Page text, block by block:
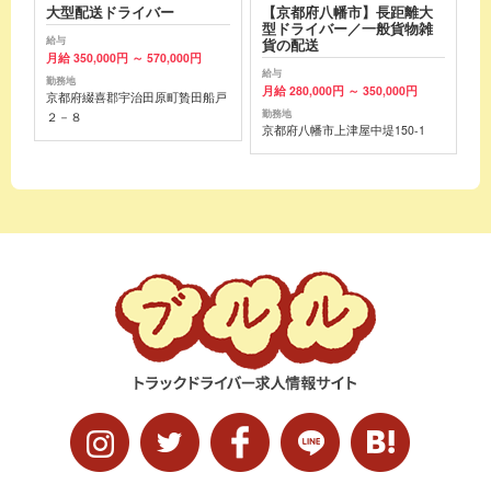
大型配送ドライバー
給与
月給 350,000円 ～ 570,000円
勤務地
京都府綴喜郡宇治田原町贄田船戸
２－８
【京都府八幡市】長距離大
型ドライバー／一般貨物雑
貨の配送
給与
月給 280,000円 ～ 350,000円
勤務地
京都府八幡市上津屋中堤150-1